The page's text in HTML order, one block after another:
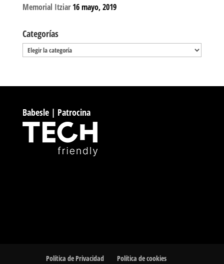
Memorial Itziar 16 mayo, 2019
Categorías
Categorías
Babesle | Patrocina
Política de Privacidad Política de cookies